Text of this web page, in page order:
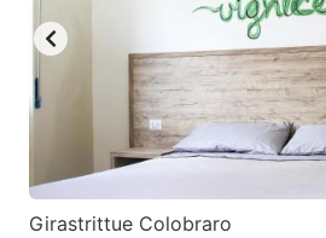
Girastrittue Colobraro